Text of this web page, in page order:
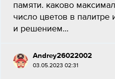
памяти. каково
число цветов в палитре
и решением...
Andrey26022002
03.05.2023 02:31